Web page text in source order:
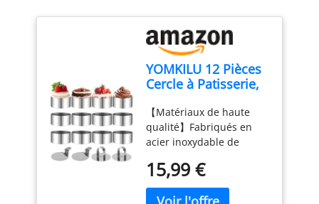
YOMKILU 12 Pièces
Cercle à Patisserie,
Présentation 8cm
avec 2 Couvercle et
2 Base, Emporte
Piece Rond en Acier
Inoxydable, Anneau
de Mousse
【Matériaux de haute
qualité】Fabriqués en
acier inoxydable de
sont non toxiques,
résistants à la corrosion
15,99 €